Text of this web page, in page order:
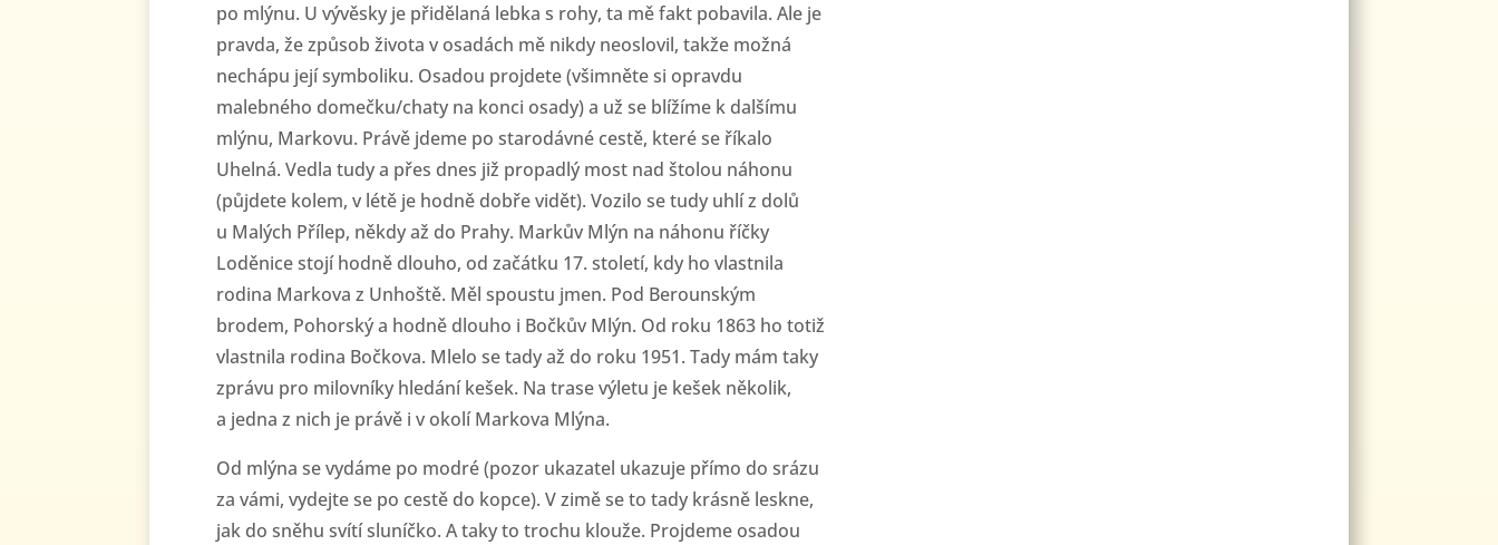
po mlýnu. U vývěsky je přidělaná lebka s rohy, ta mě fakt pobavila. Ale je
pravda, že způsob života v osadách mě nikdy neoslovil, takže možná
nechápu její symboliku. Osadou projdete (všimněte si opravdu
malebného domečku/chaty na konci osady) a už se blížíme k dalšímu
mlýnu, Markovu. Právě jdeme po starodávné cestě, které se říkalo
Uhelná. Vedla tudy a přes dnes již propadlý most nad štolou náhonu
(půjdete kolem, v létě je hodně dobře vidět). Vozilo se tudy uhlí z dolů
u Malých Přílep, někdy až do Prahy. Markův Mlýn na náhonu říčky
Loděnice stojí hodně dlouho, od začátku 17. století, kdy ho vlastnila
rodina Markova z Unhoště. Měl spoustu jmen. Pod Berounským
brodem, Pohorský a hodně dlouho i Bočkův Mlýn. Od roku 1863 ho totiž
vlastnila rodina Bočkova. Mlelo se tady až do roku 1951. Tady mám taky
zprávu pro milovníky hledání kešek. Na trase výletu je kešek několik,
a jedna z nich je právě i v okolí Markova Mlýna.
Od mlýna se vydáme po modré (pozor ukazatel ukazuje přímo do srázu
za vámi, vydejte se po cestě do kopce). V zimě se to tady krásně leskne,
jak do sněhu svítí sluníčko. A taky to trochu klouže. Projdeme osadou